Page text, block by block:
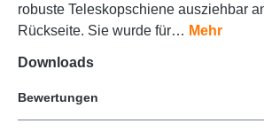
robuste Teleskopschiene ausziehbar
Rückseite. Sie wurde für… Mehr
Downloads
Bewertungen